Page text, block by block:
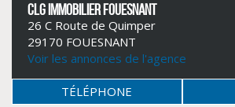
CLIQUER ICI POUR AGRANDIR
CLG IMMOBILIER FOUESNANT
26 C Route de Quimper
29170 FOUESNANT
Voir les annonces de l'agence
TÉLÉPHONE